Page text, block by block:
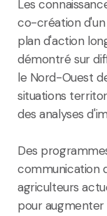
Les
co-création d'un
plan d'action
démontré sur
le Nord-Ouest
situations
des analyses
Des
communication
agriculteurs
pour augmenter